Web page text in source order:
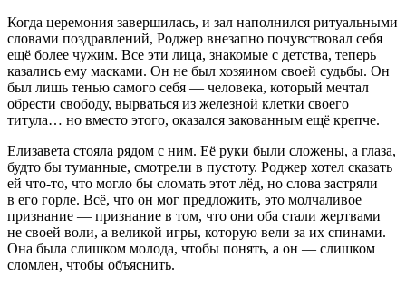
Когда церемония завершилась, и зал наполнился ритуальными
словами поздравлений, Роджер внезапно почувствовал себя
ещё более чужим. Все эти лица, знакомые с детства, теперь
казались ему масками. Он не был хозяином своей судьбы. Он
был лишь тенью самого себя — человека, который мечтал
обрести свободу, вырваться из железной клетки своего
титула… но вместо этого, оказался закованным ещё крепче.
Елизавета стояла рядом с ним. Её руки были сложены, а глаза,
будто бы туманные, смотрели в пустоту. Роджер хотел сказать
ей что-то, что могло бы сломать этот лёд, но слова застряли
в его горле. Всё, что он мог предложить, это молчаливое
признание — признание в том, что они оба стали жертвами
не своей воли, а великой игры, которую вели за их спинами.
Она была слишком молода, чтобы понять, а он — слишком
сломлен, чтобы объяснить.